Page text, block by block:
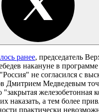
ранее, председатель
накануне в
не согласился с
Дмитрием Медведевым
"закрытая железобетонная
наказать, а тем более
практически